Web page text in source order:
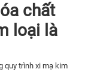
chất
loại là
quy trình xi mạ kim